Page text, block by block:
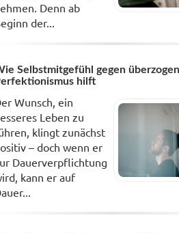
Denn ab
der...
Selbstmitgefühl gegen
hilft
Wunsch, ein
Leben zu
klingt zunächst
– doch wenn er
Dauerverpflichtung
kann er auf